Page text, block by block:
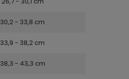
30,2 - 33,8 cm
33,9 - 38,2 cm
38,3 - 43,3 cm